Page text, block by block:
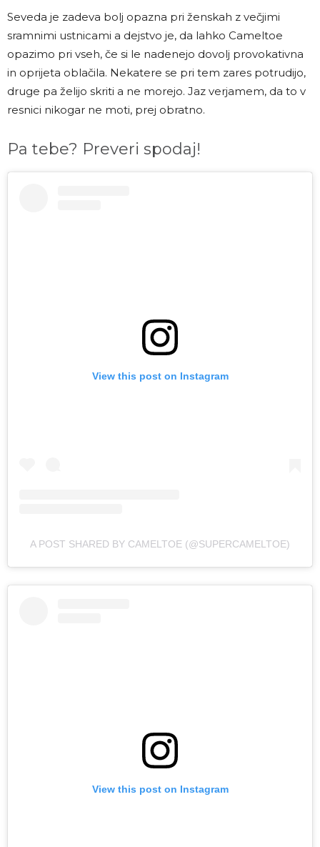
Seveda je zadeva bolj opazna pri ženskah z večjimi
sramnimi ustnicami a dejstvo je, da lahko Cameltoe
opazimo pri vseh, če si le nadenejo dovolj provokativna
in oprijeta oblačila. Nekatere se pri tem zares potrudijo,
druge pa želijo skriti a ne morejo. Jaz verjamem, da to v
resnici nikogar ne moti, prej obratno.
Pa tebe? Preveri spodaj!
View this post on Instagram
A POST SHARED BY CAMELTOE (@SUPERCAMELTOE)
View this post on Instagram